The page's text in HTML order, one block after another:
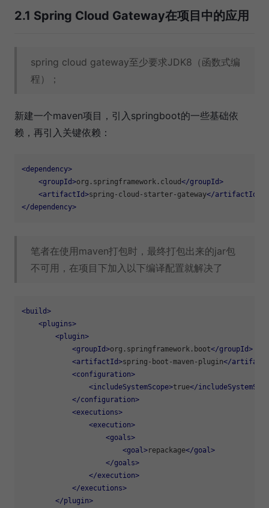
2.1 Spring Cloud Gateway在项目中的应用
spring cloud gateway至少要求JDK8（函数式编
程）；
新建一个maven项目，引入springboot的一些基础依
赖，再引入关键依赖：
<dependency>
<groupId>org.springframework.cloud</groupId>
<artifactId>spring-cloud-starter-gateway</artifactId
</dependency>
笔者在使用maven打包时，最终打包出来的jar包
不可用，在项目下加入以下编译配置就解决了
<build>
<plugins>
<plugin>
<groupId>org.springframework.boot</groupId>
<artifactId>spring-boot-maven-plugin</
<configuration>
<includeSystemScope>true</
</configuration>
<executions>
<execution>
<goals>
<goal>repackage</goal>
</goals>
</execution>
</executions>
</plugin>